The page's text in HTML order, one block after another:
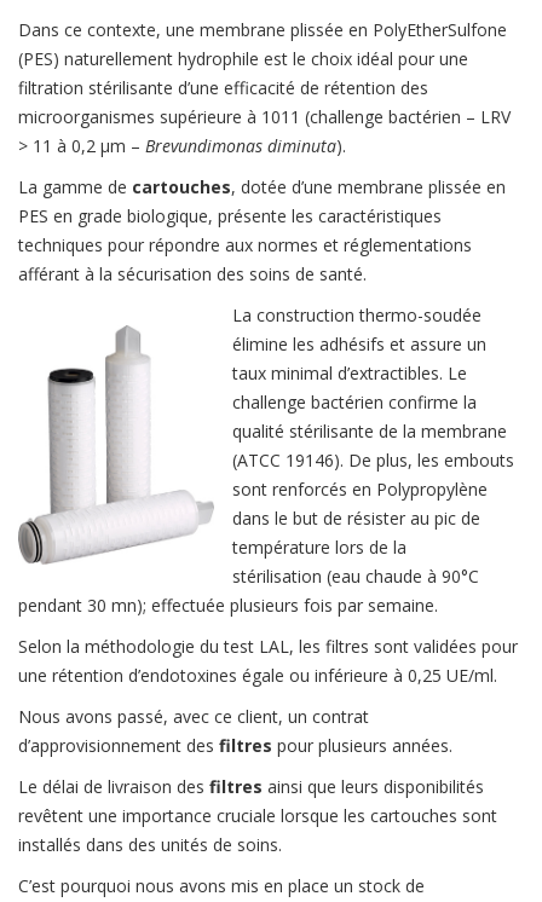
Dans ce contexte, une membrane plissée en PolyEtherSulfone
(PES) naturellement hydrophile est le choix idéal pour une
filtration stérilisante d’une efficacité de rétention des
microorganismes supérieure à 1011 (challenge bactérien – LRV
> 11 à 0,2 µm – Brevundimonas diminuta).
La gamme de cartouches, dotée d’une membrane plissée en
PES en grade biologique, présente les caractéristiques
techniques pour répondre aux normes et réglementations
afférant à la sécurisation des soins de santé.
La construction thermo-soudée
élimine les adhésifs et assure un
taux minimal d’extractibles. Le
challenge bactérien confirme la
qualité stérilisante de la membrane
(ATCC 19146). De plus, les embouts
sont renforcés en Polypropylène
dans le but de résister au pic de
température lors de la
stérilisation (eau chaude à 90°C
pendant 30 mn); effectuée plusieurs fois par semaine.
Selon la méthodologie du test LAL, les filtres sont validées pour
une rétention d’endotoxines égale ou inférieure à 0,25 UE/ml.
Nous avons passé, avec ce client, un contrat
d’approvisionnement des filtres pour plusieurs années.
Le délai de livraison des filtres ainsi que leurs disponibilités
revêtent une importance cruciale lorsque les cartouches sont
installés dans des unités de soins.
C’est pourquoi nous avons mis en place un stock de